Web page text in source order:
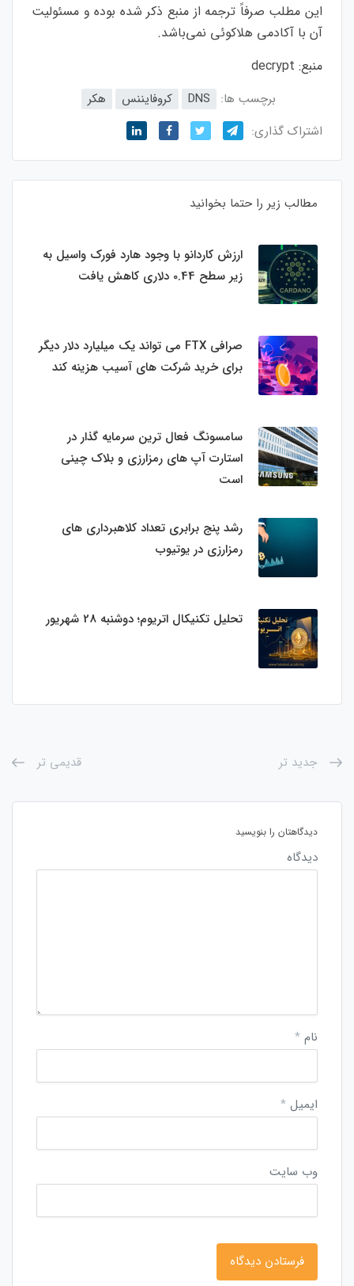
این مطلب صرفاً ترجمه از منبع ذکر شده بوده و مسئولیت
آن با آکادمی هلاکوئی نمی‌باشد.
منبع: decrypt
برچسب ها: DNS کروفایننس
هکر
اشتراک گذاری:
مطالب زیر را حتما بخوانید
ارزش کاردانو با وجود هارد فورک واسیل به
زیر سطح 0.44 دلاری کاهش یافت
صرافی FTX می تواند یک میلیارد دلار دیگر
برای خرید شرکت های آسیب هزینه کند
سامسونگ فعال‌ ترین سرمایه‌ گذار در
استارت‌ آپ‌ های رمزارزی و بلاک چینی
است
رشد پنج برابری تعداد کلاهبرداری های
رمزارزی در یوتیوب
تحلیل تکنیکال اتریوم؛ دوشنبه 28 شهریور
جدید تر قدیمی تر
دیدگاهتان را بنویسید
دیدگاه
نام *
ایمیل *
وب‌ سایت